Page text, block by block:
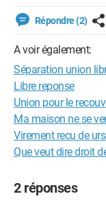
Répondre (2)
A voir également:
Séparation union
Libre reponse
Union pour le
Ma maison ne se
Virement recu de
Que veut dire droit
2 réponses